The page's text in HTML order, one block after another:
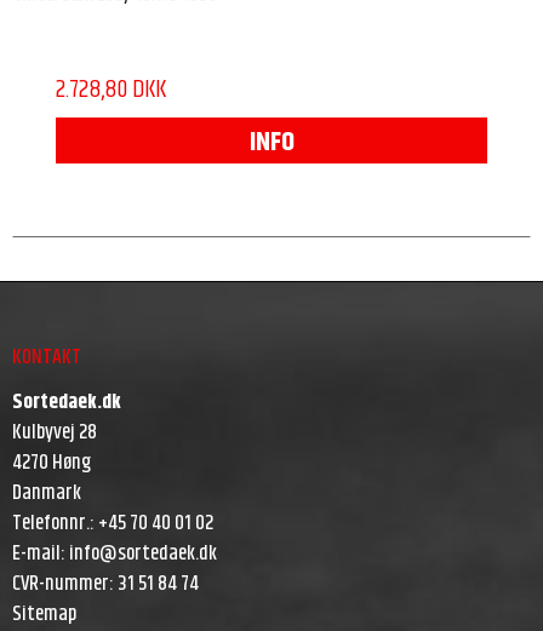
2.728,80 DKK
INFO
KONTAKT
Sortedaek.dk
Kulbyvej 28
4270 Høng
Danmark
Telefonnr.:+45 70 40 01 02
E-mail:info@sortedaek.dk
CVR-nummer:31 51 84 74
Sitemap